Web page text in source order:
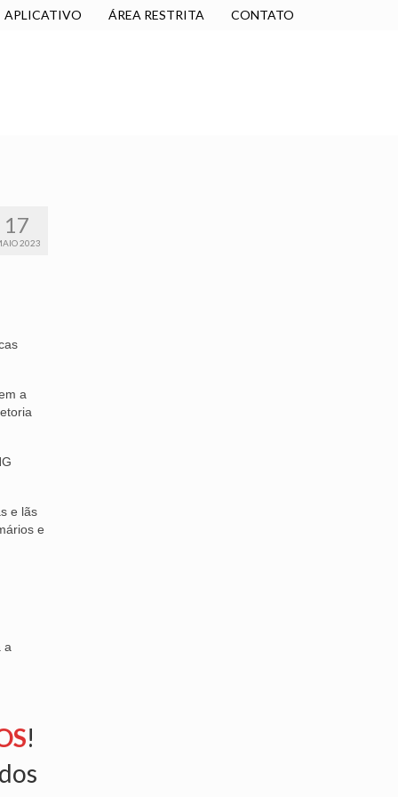
APLICATIVO ÁREA RESTRITA CONTATO
17
2023
a
e lãs
e
a
!